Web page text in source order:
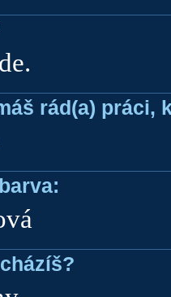
rád(a) práci,